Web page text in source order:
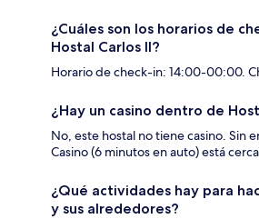
¿Cuáles son los horarios de
Hostal Carlos II?
Horario de check-in: 14:00-00:00.
¿Hay un casino dentro de
No, este hostal no tiene casino. Sin
Casino (6 minutos en auto) está
¿Qué actividades hay para
y sus alrededores?